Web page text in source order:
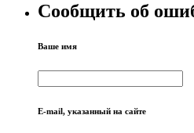
Сообщить об
Ваше имя
E-mail, указанный на сайте